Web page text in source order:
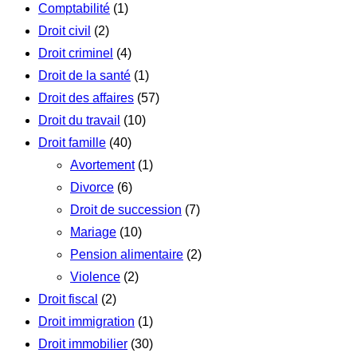
Comptabilité (1)
Droit civil (2)
Droit criminel (4)
Droit de la santé (1)
Droit des affaires (57)
Droit du travail (10)
Droit famille (40)
Avortement(1)
Divorce (6)
Droit de succession (7)
Mariage (10)
Pension alimentaire (2)
Violence (2)
Droit fiscal (2)
Droit immigration (1)
Droit immobilier (30)